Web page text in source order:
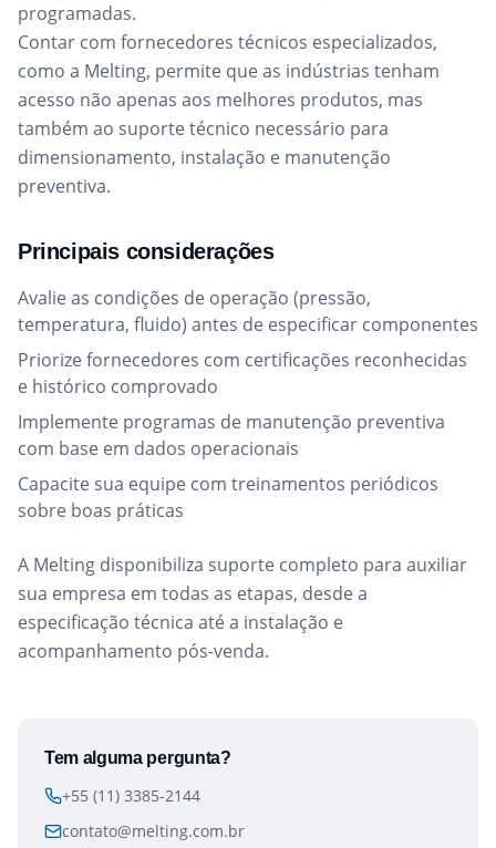
programadas.
Contar com fornecedores técnicos especializados,
como a Melting, permite que as indústrias tenham
acesso não apenas aos melhores produtos, mas
também ao suporte técnico necessário para
dimensionamento, instalação e manutenção
preventiva.
Principais considerações
Avalie as condições de operação (pressão,
temperatura, fluido) antes de especificar componentes
Priorize fornecedores com certificações reconhecidas
e histórico comprovado
Implemente programas de manutenção preventiva
com base em dados operacionais
Capacite sua equipe com treinamentos periódicos
sobre boas práticas
A Melting disponibiliza suporte completo para auxiliar
sua empresa em todas as etapas, desde a
especificação técnica até a instalação e
acompanhamento pós-venda.
Tem alguma pergunta?
+55 (11) 3385-2144
contato@melting.com.br